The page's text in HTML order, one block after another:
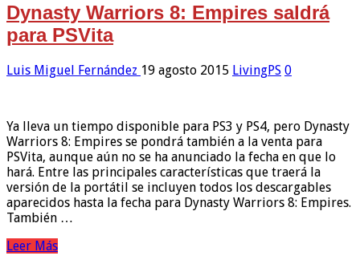
Dynasty Warriors 8: Empires saldrá
para PSVita
Luis Miguel Fernández 19 agosto 2015 LivingPS 0
Ya lleva un tiempo disponible para PS3 y PS4, pero Dynasty
Warriors 8: Empires se pondrá también a la venta para
PSVita, aunque aún no se ha anunciado la fecha en que lo
hará. Entre las principales características que traerá la
versión de la portátil se incluyen todos los descargables
aparecidos hasta la fecha para Dynasty Warriors 8: Empires.
También …
Leer Más